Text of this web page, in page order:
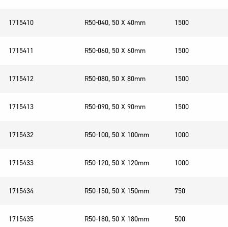
1715410 R50-040, 50 X 40mm 1500
1715411 R50-060, 50 X 60mm 1500
1715412 R50-080, 50 X 80mm 1500
1715413 R50-090, 50 X 90mm 1500
1715432 R50-100, 50 X 100mm 1000
1715433 R50-120, 50 X 120mm 1000
1715434 R50-150, 50 X 150mm 750
1715435 R50-180, 50 X 180mm 500